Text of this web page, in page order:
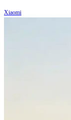
Xiaomi